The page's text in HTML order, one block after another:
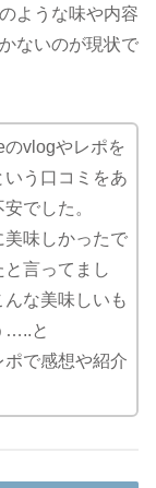
ような味や内容
ないのが現状で
vlogやレポを
いう口コミをあ
でした。
美味しかったで
言ってまし
な美味しいも
…..と
で感想や紹介